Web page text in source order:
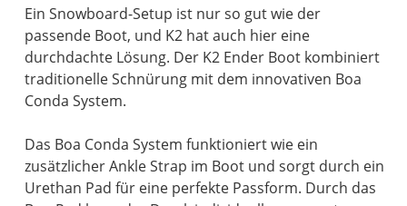
Ein Snowboard-Setup ist nur so gut wie der
passende Boot, und K2 hat auch hier eine
durchdachte Lösung. Der K2 Ender Boot kombiniert
traditionelle Schnürung mit dem innovativen Boa
Conda System.
Das Boa Conda System funktioniert wie ein
zusätzlicher Ankle Strap im Boot und sorgt durch ein
Urethan Pad für eine perfekte Passform. Durch das